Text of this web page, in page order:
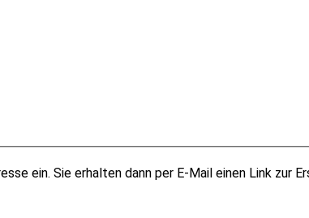
ein. Sie erhalten dann per E-Mail einen Link zur